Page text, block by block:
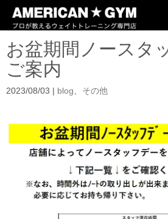
お盆期間ノースタ
ご案内
2023/08/03 | blog その他